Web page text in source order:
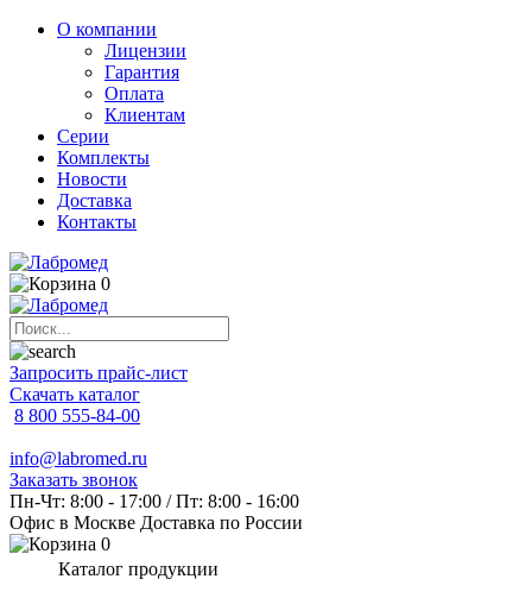
О компании
Лицензии
Гарантия
Оплата
Клиентам
Серии
Комплекты
Новости
Доставка
Контакты
0
Запросить прайс-лист
Скачать каталог
8 800 555-84-00
info@labromed.ru
Заказать звонок
Пн-Чт: 8:00 - 17:00 / Пт: 8:00 - 16:00
Офис в Москве Доставка по России
0
Каталог продукции